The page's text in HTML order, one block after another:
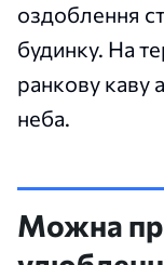
оздоблення
будинку. На
ранкову каву
неба.
Можна